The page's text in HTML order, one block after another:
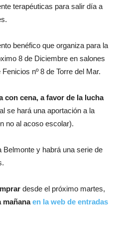
terapéuticas para salir día a
benéfico que organiza para la
8 de Diciembre en salones
nº 8 de Torre del Mar.
con cena, a favor de la lucha
se hará una aportación a la
no al acoso escolar).
Belmonte y habrá una serie de
desde el próximo martes,
mañanaen la web de entradas